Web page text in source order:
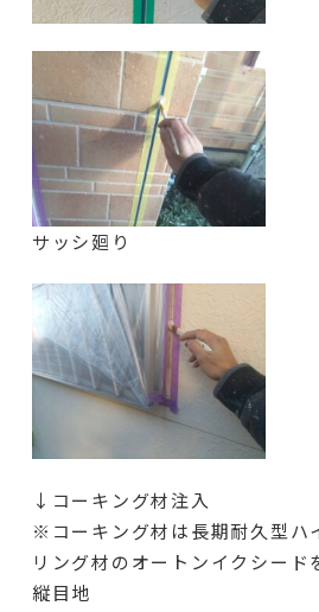
サッシ廻り
↓コーキング材注入
※コーキング材は長期耐久型ハ
リング材のオートンイクシー
縦目地